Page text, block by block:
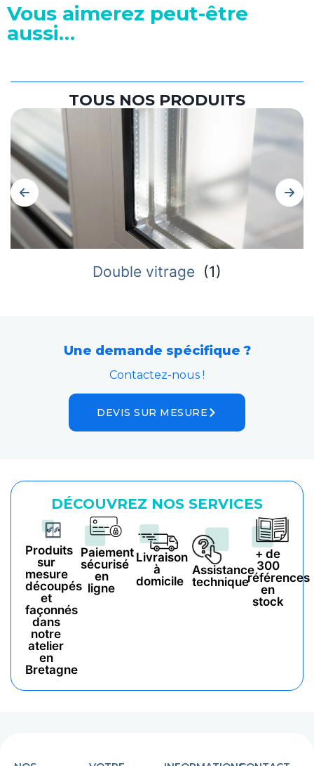
Vous aimerez peut-être
aussi…
TOUS NOS PRODUITS
Double vitrage (1)
Une demande spécifique ?
Contactez-nous !
DEVIS SUR MESURE
DÉCOUVREZ NOS SERVICES
Produits
sur
mesure
découpés
et
façonnés
dans
notre
atelier
en
Bretagne
Paiement
sécurisé
en
ligne
Livraison
à
domicile
Assistance
technique
+ de
300
références
en
stock